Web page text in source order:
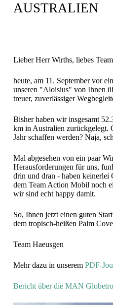
AUSTRALIEN
Lieber Herr Wirths, liebes
heute, am 11. September vor
unseren "Aloisius" von Ihnen
treuer, zuverlässiger
Bisher haben wir insgesamt
km in Australien zurückgelegt.
Jahr schaffen werden? Naja,
Mal abgesehen von ein paar
Herausforderungen für uns,
drin und dran - haben keinerlei
dem Team Action Mobil noch
wir sind echt happy damit.
So, Ihnen jetzt einen guten
dem tropisch-heißen Palm Cove
Team Haeusgen
Mehr dazu in unserem PDF-
Bericht über die MAN